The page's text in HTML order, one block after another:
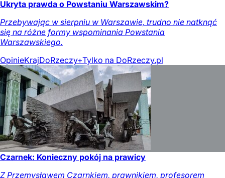
Ukryta prawda o Powstaniu Warszawskim?
Przebywając w sierpniu w Warszawie, trudno nie natknąć
się na różne formy wspominania Powstania
Warszawskiego.
OpinieKrajDoRzeczy+Tylko na DoRzeczy.pl
Czarnek: Konieczny pokój na prawicy
Z Przemysławem Czarnkiem, prawnikiem, profesorem